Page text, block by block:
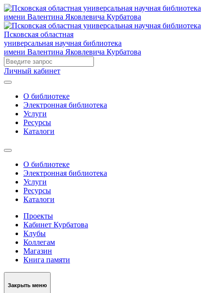
Псковская областная
универсальная научная библиотека
имени Валентина Яковлевича Курбатова
Личный кабинет
О библиотеке
Электронная библиотека
Услуги
Ресурсы
Каталоги
О библиотеке
Электронная библиотека
Услуги
Ресурсы
Каталоги
Проекты
Кабинет Курбатова
Клубы
Коллегам
Магазин
Книга памяти
Закрыть меню